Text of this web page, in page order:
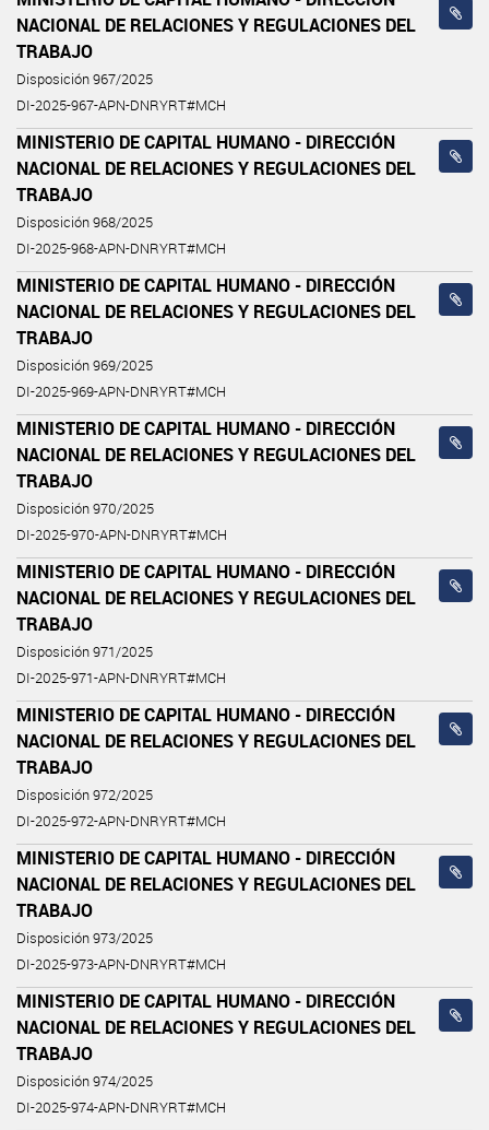
NACIONAL DE RELACIONES Y REGULACIONES DEL
TRABAJO
Disposición 967/2025
DI-2025-967-APN-DNRYRT#MCH
MINISTERIO DE CAPITAL HUMANO - DIRECCIÓN
NACIONAL DE RELACIONES Y REGULACIONES DEL
TRABAJO
Disposición 968/2025
DI-2025-968-APN-DNRYRT#MCH
MINISTERIO DE CAPITAL HUMANO - DIRECCIÓN
NACIONAL DE RELACIONES Y REGULACIONES DEL
TRABAJO
Disposición 969/2025
DI-2025-969-APN-DNRYRT#MCH
MINISTERIO DE CAPITAL HUMANO - DIRECCIÓN
NACIONAL DE RELACIONES Y REGULACIONES DEL
TRABAJO
Disposición 970/2025
DI-2025-970-APN-DNRYRT#MCH
MINISTERIO DE CAPITAL HUMANO - DIRECCIÓN
NACIONAL DE RELACIONES Y REGULACIONES DEL
TRABAJO
Disposición 971/2025
DI-2025-971-APN-DNRYRT#MCH
MINISTERIO DE CAPITAL HUMANO - DIRECCIÓN
NACIONAL DE RELACIONES Y REGULACIONES DEL
TRABAJO
Disposición 972/2025
DI-2025-972-APN-DNRYRT#MCH
MINISTERIO DE CAPITAL HUMANO - DIRECCIÓN
NACIONAL DE RELACIONES Y REGULACIONES DEL
TRABAJO
Disposición 973/2025
DI-2025-973-APN-DNRYRT#MCH
MINISTERIO DE CAPITAL HUMANO - DIRECCIÓN
NACIONAL DE RELACIONES Y REGULACIONES DEL
TRABAJO
Disposición 974/2025
DI-2025-974-APN-DNRYRT#MCH